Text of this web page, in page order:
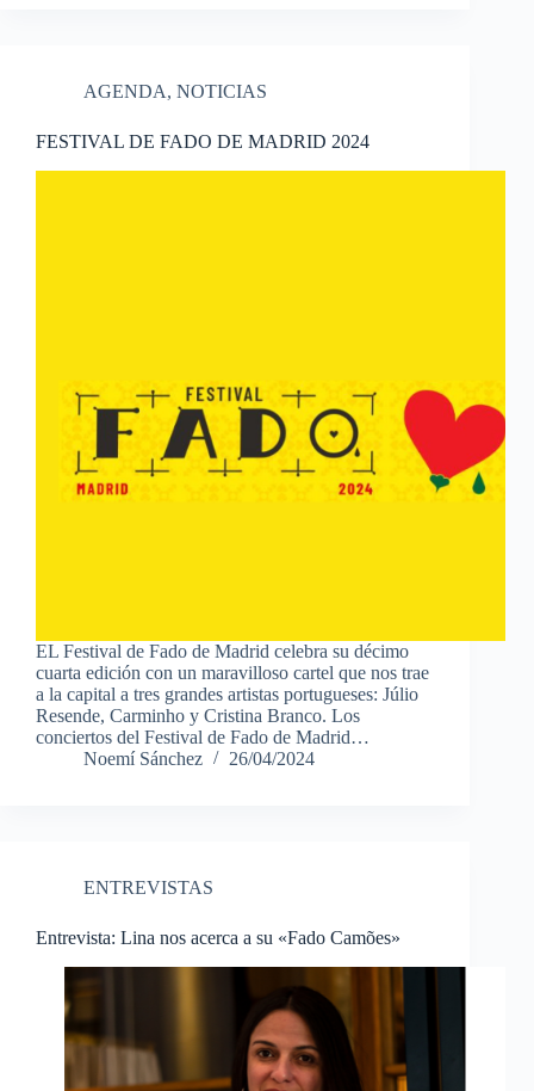
AGENDA, NOTICIAS
FESTIVAL DE FADO DE MADRID 2024
EL Festival de Fado de Madrid celebra su décimo
cuarta edición con un maravilloso cartel que nos trae
a la capital a tres grandes artistas portugueses: Júlio
Resende, Carminho y Cristina Branco. Los
conciertos del Festival de Fado de Madrid…
Noemí Sánchez
26/04/2024
ENTREVISTAS
Entrevista: Lina nos acerca a su «Fado Camões»